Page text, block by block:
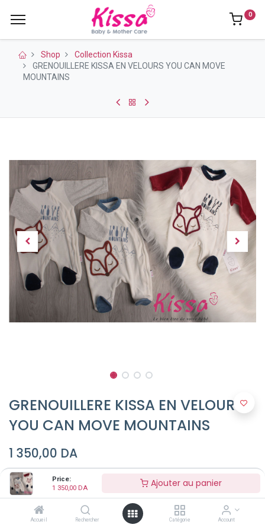
Price:
1 350,00 DA Ajouter au panier
Accueil Rechercher Catégorie Account
0
Shop
Collection Kissa
GRENOUILLERE KISSA EN VELOURS YOU CAN MOVE
MOUNTAINS
GRENOUILLERE KISSA EN VELOURS
YOU CAN MOVE MOUNTAINS
1 350,00 DA
Couleur (Optionel)